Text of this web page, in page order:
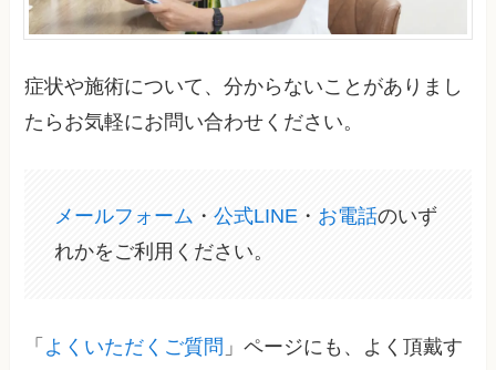
症状や施術について、分からないことがありまし
たらお気軽にお問い合わせください。
メールフォーム ・公式LINE ・ お電話のいず
れかをご利用ください。
「 よくいただくご質問 」ページにも、よく頂戴す